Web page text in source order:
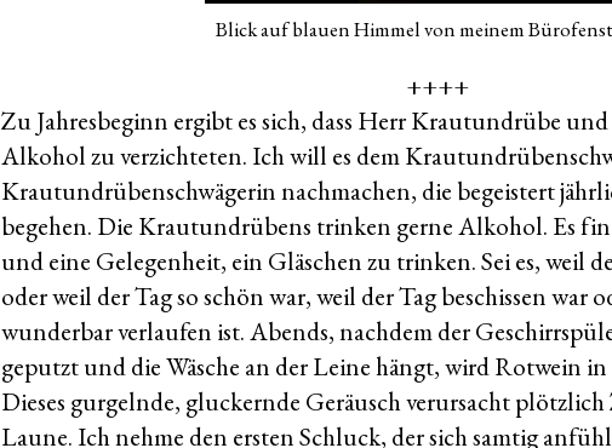
Blick auf blauen Himmel von meinem
++++
Zu Jahresbeginn ergibt es sich, dass Herr Krautundrübe
Alkohol zu verzichteten. Ich will es dem
Krautundrübenschwägerin nachmachen, die begeistert
begehen. Die Krautundrübens trinken gerne Alkohol. Es
und eine Gelegenheit, ein Gläschen zu trinken. Sei es, weil
oder weil der Tag so schön war, weil der Tag beschissen war
wunderbar verlaufen ist. Abends, nachdem der
geputzt und die Wäsche an der Leine hängt, wird Rotwein
Dieses gurgelnde, gluckernde Geräusch verursacht
Laune. Ich nehme den ersten Schluck, der sich samtig